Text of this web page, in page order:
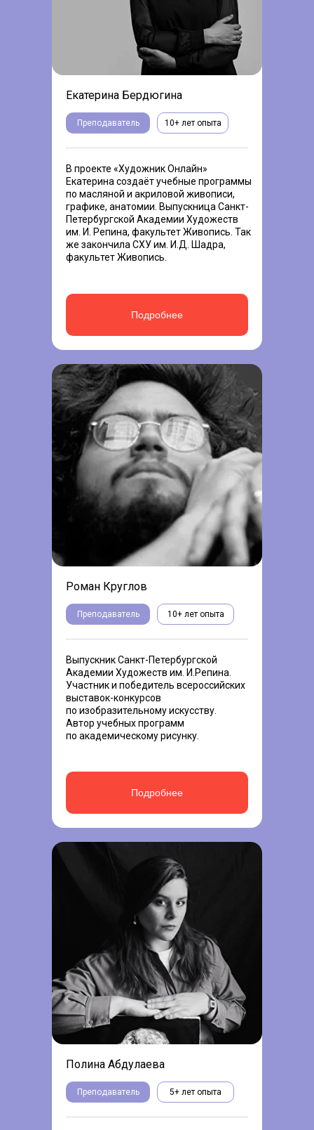
Полина Абдулаева
5+ лет опыта
Преподаватель
Подробнее
Роман Круглов
10+ лет опыта
Преподаватель
Выпускник Санкт-Петербургской
Академии Художеств им. И.Репина.
Участник и победитель всероссийских
выставок-конкурсов
по изобразительному искусству.
Автор учебных программ
по академическому рисунку.
Подробнее
10+ лет опыта
Екатерина Бердюгина
Преподаватель
В проекте «Художник Онлайн»
Екатерина создаёт учебные программы
по масляной и акриловой живописи,
графике, анатомии. Выпускница Санкт-
Петербургской Академии Художеств
им. И. Репина, факультет Живопись. Так
же закончила СХУ им. И.Д. Шадра,
факультет Живопись.